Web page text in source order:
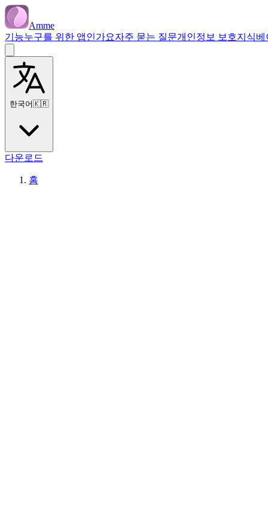
Amme
기능누구를 위한 앱인가요자주 묻는 질문개인정보 보호지식베
한국어🇰🇷
다운로드
홈